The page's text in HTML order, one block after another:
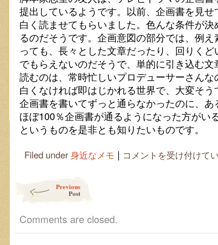
提出しているようです。以前、企画書を見
白く読ませてもらいました。色んな条件が
るのだそうです。企画意図の部分では、例
っても、長々とした文章だったり、回りく
でもらえないのだそうで、単的に引き込む
読むのは、常時忙しいプロデューサーさん
白くなければ即はじかれる世界で、大変そ
企画書を書いてずっと通らなかったのに、
ほぼ100％企画書が通るようになった方がい
というものを是非とも知りたいものです。
Filed under身近なメモ |
通
る
コメントを受け付けて
Previous
Post
Comments are closed.